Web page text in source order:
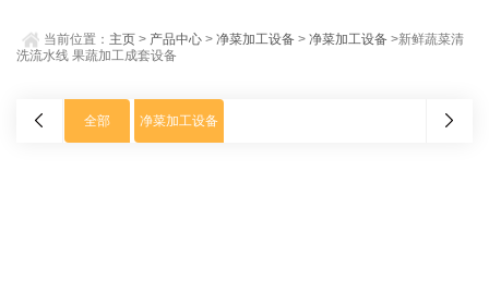
当前位置： 主页 > 产品中心 >净菜加工设备 >净菜加工设备 >新鲜蔬菜清
洗流水线 果蔬加工成套设备
全部 净菜加工设备